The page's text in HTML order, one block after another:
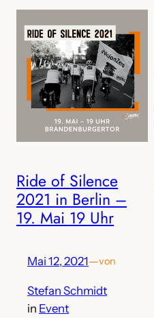
Ride of Silence
2021 in Berlin –
19. Mai 19 Uhr
Mai 12, 2021—von
Stefan Schmidt
in Event